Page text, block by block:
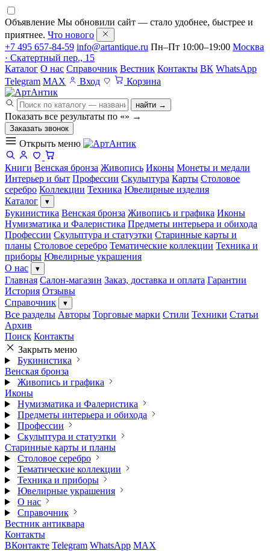
Объявление Мы обновили сайт — стало удобнее, быстрее и
приятнее. Что нового
+7 495 657-84-59 info@artantique.ru Пн–Пт 10:00–19:00 Москва
· Скатертный пер., 15
Каталог О нас Справочник Вестник Контакты ВК WhatsApp
Telegram MAX Вход Корзина
найти →
Показать все результаты по «» →
Заказать звонок
Открыть меню
Книги Венская бронза Живопись Иконы Монеты и медали
Интерьер и быт Профессии Скульптура Карты Столовое
серебро Коллекции Техника Ювелирные изделия
Каталог
▾
Букинистика Венская бронза Живопись и графика Иконы
Нумизматика и Фалеристика Предметы интерьера и обихода
Профессии Скульптура и статуэтки Старинные карты и
планы Столовое серебро Тематические коллекции Техника и
приборы Ювелирные украшения
О нас
▾
Главная Салон-магазин Заказ, доставка и оплата Гарантии
История Отзывы
Справочник
▾
Все разделы Авторы Торговые марки Стили Техники Статьи
Архив
Поиск Контакты
Закрыть меню
Букинистика
Венская бронза
Живопись и графика
Иконы
Нумизматика и Фалеристика
Предметы интерьера и обихода
Профессии
Скульптура и статуэтки
Старинные карты и планы
Столовое серебро
Тематические коллекции
Техника и приборы
Ювелирные украшения
О нас
Справочник
Вестник антиквара
Контакты
ВКонтакте Telegram WhatsApp MAX